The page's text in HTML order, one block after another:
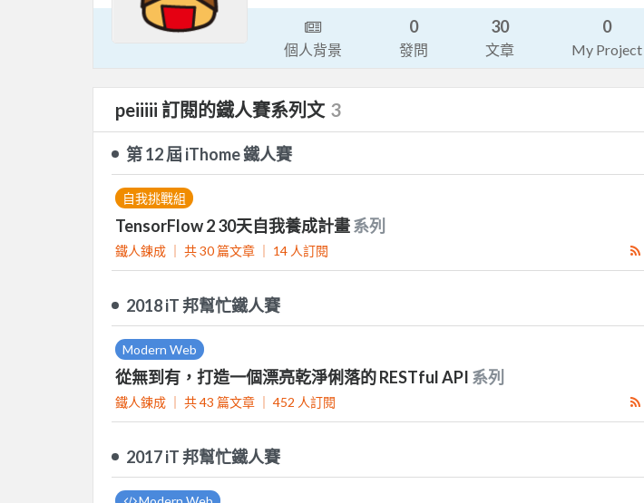
個人背景
0
發問
30
文章
0
My Project
peiiiii 訂閱的鐵人賽系列文 3
第 12 屆 iThome 鐵人賽
自我挑戰組
TensorFlow 2 30天自我養成計畫系列
鐵人鍊成 ｜ 共 30 篇文章 ｜ 14 人訂閱
2018 iT 邦幫忙鐵人賽
Modern Web
從無到有，打造一個漂亮乾淨俐落的 RESTful API 系列
鐵人鍊成 ｜ 共 43 篇文章 ｜ 452 人訂閱
2017 iT 邦幫忙鐵人賽